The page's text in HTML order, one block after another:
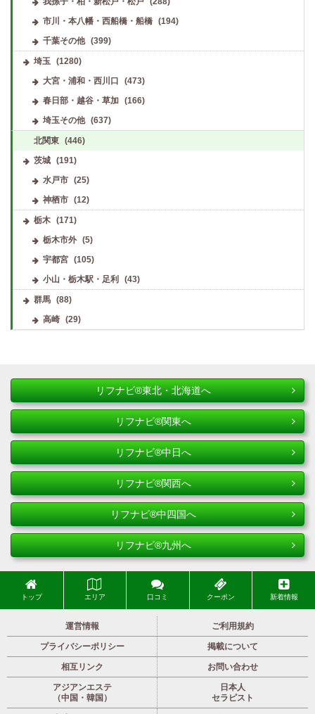
市川・本八幡・西船橋・船橋
(194)
千葉その他
(399)
埼玉
(1280)
大宮・浦和・西川口
(473)
春日部・越谷・草加
(166)
埼玉その他
(637)
北関東 (446)
茨城 (191)
水戸市
(25)
神栖市
(12)
栃木 (171)
栃木市外
(5)
宇都宮
(105)
小山・栃木駅・足利
(43)
群馬 (88)
高崎
(29)
リフナビ®東北・北海道へ
リフナビ®関東へ
リフナビ®中日へ
リフナビ®関西へ
リフナビ®中四国へ
リフナビ®九州へ
トップ エリア 口コミ クーポン 新着情報
運営情報 ご利用規約
プライバシーポリシー 掲載について
相互リンク お問い合わせ
アジアンエステ
（中国・韓国）
日本人
セラピスト